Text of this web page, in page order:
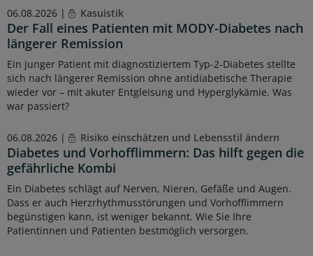
06.08.2026 | Kasuistik
Der Fall eines Patienten mit MODY-Diabetes nach
längerer Remission
Ein junger Patient mit diagnostiziertem Typ-2-Diabetes stellte
sich nach längerer Remission ohne antidiabetische Therapie
wieder vor – mit akuter Entgleisung und Hyperglykämie. Was
war passiert?
06.08.2026 | Risiko einschätzen und Lebensstil ändern
Diabetes und Vorhofflimmern: Das hilft gegen die
gefährliche Kombi
Ein Diabetes schlägt auf Nerven, Nieren, Gefäße und Augen.
Dass er auch Herzrhythmusstörungen und Vorhofflimmern
begünstigen kann, ist weniger bekannt. Wie Sie Ihre
Patientinnen und Patienten bestmöglich versorgen.